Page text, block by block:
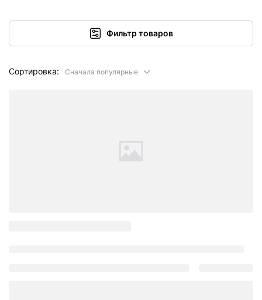
Фильтр товаров
Сортировка: Сначала популярные